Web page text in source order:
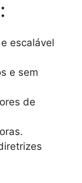
escalável
e sem
de